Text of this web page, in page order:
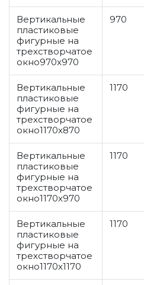
Вертикальные
пластиковые
фигурные на
трехстворчатое
окно970x970
970
Вертикальные
пластиковые
фигурные на
трехстворчатое
окно1170x870
1170
Вертикальные
пластиковые
фигурные на
трехстворчатое
окно1170x970
1170
Вертикальные
пластиковые
фигурные на
трехстворчатое
окно1170x1170
1170